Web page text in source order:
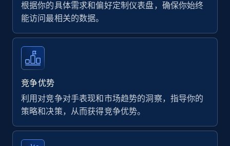
根据你的具体需求和偏好定制仪表盘，确保你始终
能访问最相关的数据。
竞争优势
利用对竞争对手表现和市场趋势的洞察，指导你的
策略和决策，从而获得竞争优势。